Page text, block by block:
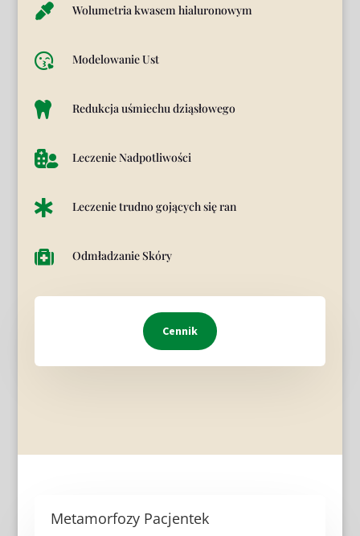
 Wolumetria kwasem hialuronowym
 Modelowanie Ust
 Redukcja uśmiechu dziąsłowego
 Leczenie Nadpotliwości
 Leczenie trudno gojących się ran
 Odmładzanie Skóry
Cennik
Metamorfozy Pacjentek